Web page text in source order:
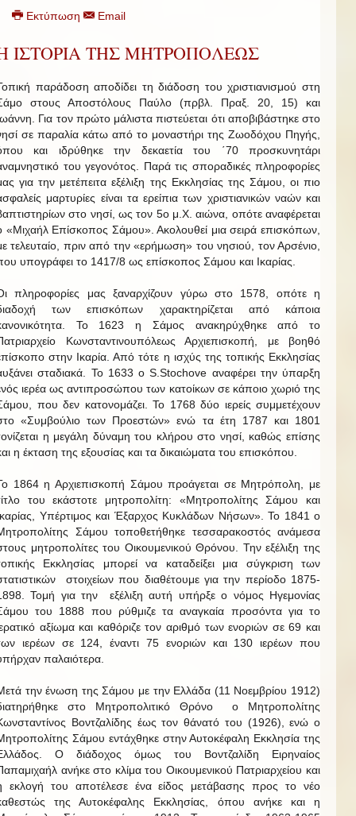
Εκτύπωση Email
ΙΣΤΟΡΙΑ ΤΗΣ ΜΗΤΡΟΠΟΛΕΩΣ
παράδοση αποδίδει τη διάδοση του χριστιανισμού στη
στους Αποστόλους Παύλο (πρβλ. Πραξ. 20, 15) και
Για τον πρώτο μάλιστα πιστεύεται ότι αποβιβάστηκε στο
σε παραλία κάτω από το μοναστήρι της Ζωοδόχου Πηγής,
και ιδρύθηκε την δεκαετία του ΄70 προσκυνητάρι
του γεγονότος. Παρά τις σποραδικές πληροφορίες
για την μετέπειτα εξέλιξη της Εκκλησίας της Σάμου, οι πιο
μαρτυρίες είναι τα ερείπια των χριστιανικών ναών και
στο νησί, ως τον 5ο μ.Χ. αιώνα, οπότε αναφέρεται
«Μιχαήλ Επίσκοπος Σάμου». Ακολουθεί μια σειρά επισκόπων,
τελευταίο, πριν από την «ερήμωση» του νησιού, τον Αρσένιο,
υπογράφει το 1417/8 ως επίσκοπος Σάμου και Ικαρίας.
πληροφορίες μας ξαναρχίζουν γύρω στο 1578, οπότε η
των επισκόπων χαρακτηρίζεται από κάποια
Το 1623 η Σάμος ανακηρύχθηκε από το
Κωνσταντινουπόλεως Αρχιεπισκοπή, με βοηθό
στην Ικαρία. Από τότε η ισχύς της τοπικής Εκκλησίας
σταδιακά. Το 1633 ο S.Stochove αναφέρει την ύπαρξη
ιερέα ως αντιπροσώπου των κατοίκων σε κάποιο χωριό της
που δεν κατονομάζει. Το 1768 δύο ιερείς συμμετέχουν
«Συμβούλιο των Προεστών» ενώ τα έτη 1787 και 1801
η μεγάλη δύναμη του κλήρου στο νησί, καθώς επίσης
η έκταση της εξουσίας και τα δικαιώματα του επισκόπου.
1864 η Αρχιεπισκοπή Σάμου προάγεται σε Μητρόπολη, με
του εκάστοτε μητροπολίτη: «Μητροπολίτης Σάμου και
Υπέρτιμος και Έξαρχος Κυκλάδων Νήσων». Το 1841 ο
Σάμου τοποθετήθηκε τεσσαρακοστός ανάμεσα
μητροπολίτες του Οικουμενικού Θρόνου. Την εξέλιξη της
Εκκλησίας μπορεί να καταδείξει μια σύγκριση των
στοιχείων που διαθέτουμε για την περίοδο 1875-
Τομή για την εξέλιξη αυτή υπήρξε ο νόμος Ηγεμονίας
του 1888 που ρύθμιζε τα αναγκαία προσόντα για το
αξίωμα και καθόριζε τον αριθμό των ενοριών σε 69 και
ιερέων σε 124, έναντι 75 ενοριών και 130 ιερέων που
παλαιότερα.
την ένωση της Σάμου με την Ελλάδα (11 Νοεμβρίου 1912)
στο Μητροπολιτικό Θρόνο ο Μητροπολίτης
Βοντζαλίδης έως τον θάνατό του (1926), ενώ ο
Σάμου εντάχθηκε στην Αυτοκέφαλη Εκκλησία της
Ο διάδοχος όμως του Βοντζαλίδη Ειρηναίος
ανήκε στο κλίμα του Οικουμενικού Πατριαρχείου και
εκλογή του αποτέλεσε ένα είδος μετάβασης προς το νέο
της Αυτοκέφαλης Εκκλησίας, όπου ανήκε και η